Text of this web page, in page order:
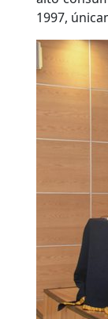
1997,